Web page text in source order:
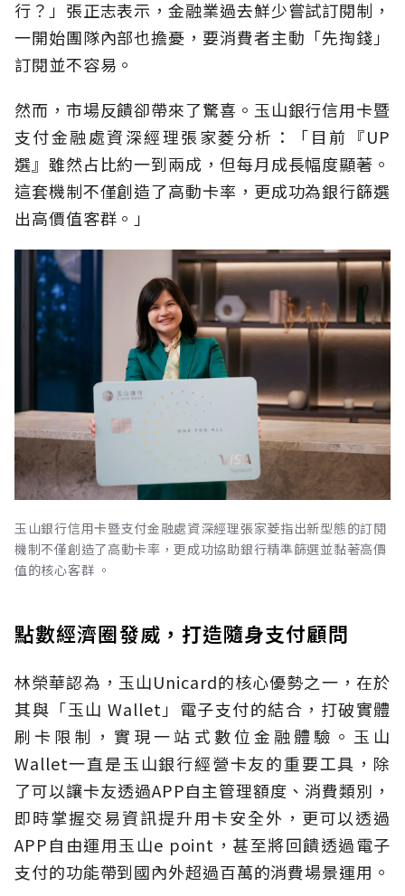
行？」張正志表示，金融業過去鮮少嘗試訂閱制，
一開始團隊內部也擔憂，要消費者主動「先掏錢」
訂閱並不容易。
然而，市場反饋卻帶來了驚喜。玉山銀行信用卡暨
支付金融處資深經理張家菱分析：「目前『UP
選』雖然占比約一到兩成，但每月成長幅度顯著。
這套機制不僅創造了高動卡率，更成功為銀行篩選
出高價值客群。」
玉山銀行信用卡暨支付金融處資深經理張家菱指出新型態的訂閱
機制不僅創造了高動卡率，更成功協助銀行精準篩選並黏著高價
值的核心客群 。
點數經濟圈發威，打造隨身支付顧問
林榮華認為，玉山Unicard的核心優勢之一，在於
其與「玉山 Wallet」電子支付的結合，打破實體
刷卡限制，實現一站式數位金融體驗。玉山
Wallet一直是玉山銀行經營卡友的重要工具，除
了可以讓卡友透過APP自主管理額度、消費類別，
即時掌握交易資訊提升用卡安全外，更可以透過
APP自由運用玉山e point，甚至將回饋透過電子
支付的功能帶到國內外超過百萬的消費場景運用。